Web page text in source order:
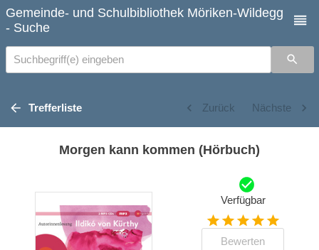
Gemeinde- und Schulbibliothek Möriken-Wildegg
- Suche
Suchbegriff(e) eingeben
Trefferliste Zurück Nächste
Morgen kann kommen (Hörbuch)
Verfügbar
Bewerten